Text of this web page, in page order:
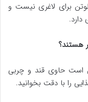
برای لاغری نیست و
است حاوی قند و چربی
را با دقت بخوانید.